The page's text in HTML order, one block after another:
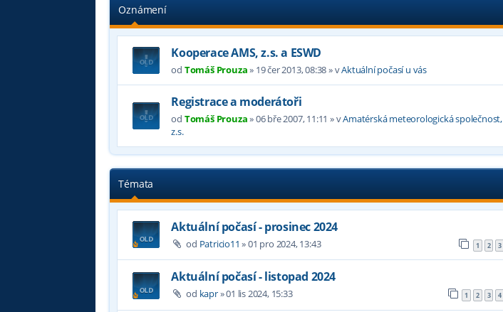
Oznámení
Kooperace AMS, z.s. a ESWD
od Tomáš Prouza» 19 čer 2013, 08:38» vAktuální počasí u vás
Registrace a moderátoři
od Tomáš Prouza»06 bře 2007, 11:11 » vAmatérská meteorologická společnost,
z.s.
Témata
Aktuální počasí - prosinec 2024
od Patricio11 »01 pro 2024, 13:43 1 2 3
Aktuální počasí - listopad 2024
od kapr»01 lis 2024, 15:33 1 2 3 4